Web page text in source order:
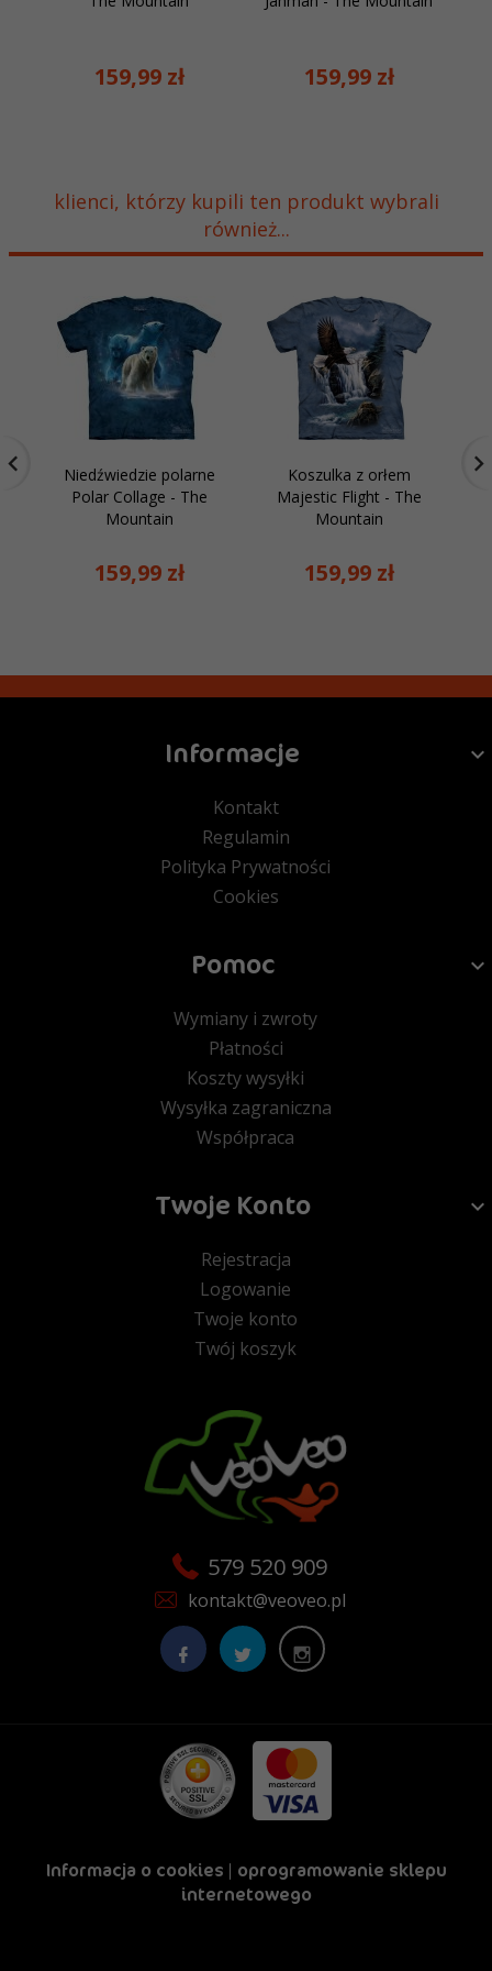
159,99 zł 159,99 zł
klienci, którzy kupili ten produkt wybrali
również...
Niedźwiedzie polarne
Polar Collage - The
Mountain
159,99 zł
Koszulka z orłem
Majestic Flight - The
Mountain
159,99 zł
Informacje
Kontakt
Regulamin
Polityka Prywatności
Cookies
Pomoc
Wymiany i zwroty
Płatności
Koszty wysyłki
Wysyłka zagraniczna
Współpraca
Twoje Konto
Rejestracja
Logowanie
Twoje konto
Twój koszyk
579 520 909
kontakt@veoveo.pl
Informacja o cookies | oprogramowanie sklepu
internetowego